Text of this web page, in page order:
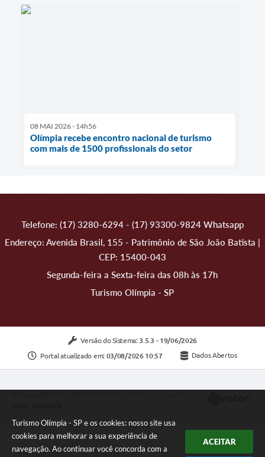
Turismo Olímpia - SP e os cookies: nosso site usa
cookies para melhorar a sua experiência de
navegação. Ao continuar você concorda com a
ACEITAR
08 MAI 2026 - 14h56
Olímpia recebe encontro nacional de turismo
com mais de 1500 profissionais do setor
Telefone: (17) 3280-6294 - (17) 93300-9824 Whatsapp
Endereço: Avenida Brasil, 155 - Patrimônio de São João Batista |
CEP: 15400-043
Segunda-feira a Sexta-feira das 08h às 17h
Turismo Olímpia - SP
Versão do Sistema: 3.5.3 - 19/06/2026
Portal atualizado em: 03/08/2026 10:57 Dados Abertos